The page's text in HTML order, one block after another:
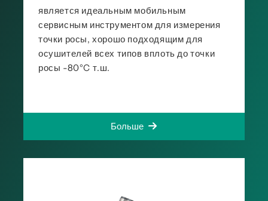
является идеальным мобильным
сервисным инструментом для измерения
точки росы, хорошо подходящим для
осушителей всех типов вплоть до точки
росы -80°C т.ш.
Больше